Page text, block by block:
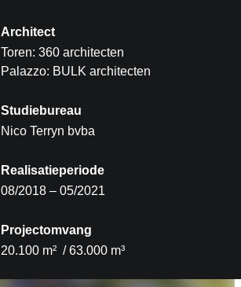
Architect
Toren: 360 architecten
Palazzo: BULK architecten
Studiebureau
Nico Terryn bvba
Realisatieperiode
08/2018 – 05/2021
Projectomvang
20.100 m² / 63.000 m³